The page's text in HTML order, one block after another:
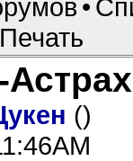
•
Печать
()